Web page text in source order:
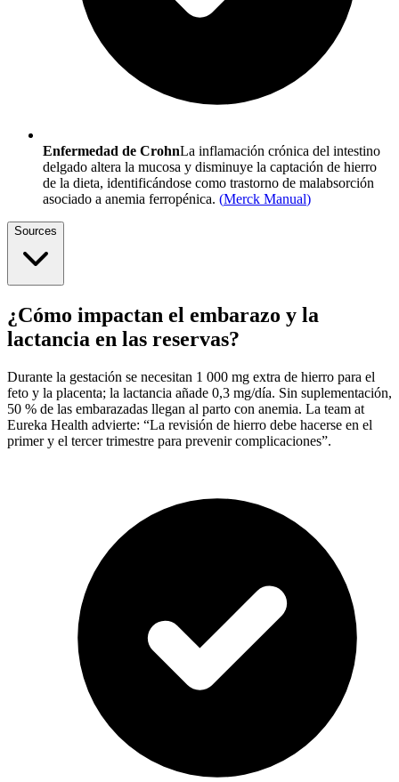
Enfermedad de CrohnLa inflamación crónica del intestino
delgado altera la mucosa y disminuye la captación de hierro
de la dieta, identificándose como trastorno de malabsorción
asociado a anemia ferropénica. (Merck Manual)
Sources
¿Cómo impactan el embarazo y la
lactancia en las reservas?
Durante la gestación se necesitan 1 000 mg extra de hierro para el
feto y la placenta; la lactancia añade 0,3 mg/día. Sin suplementación,
50 % de las embarazadas llegan al parto con anemia. La team at
Eureka Health advierte: “La revisión de hierro debe hacerse en el
primer y el tercer trimestre para prevenir complicaciones”.